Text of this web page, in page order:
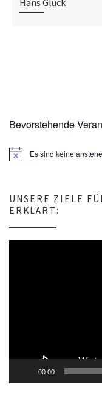
Hans Glück
Bevorstehende
H
e
i
s
Es sind keine
UNSERE ZIELE
ERKLÄRT:
00:00